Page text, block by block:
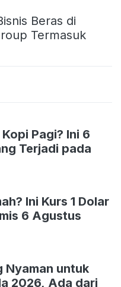
Beras di
Termasuk
Pagi? Ini 6
Terjadi pada
Ini Kurs 1 Dolar
6 Agustus
Nyaman untuk
2026, Ada dari